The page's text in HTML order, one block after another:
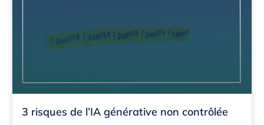
3 risques de l’IA générative non contrôlée